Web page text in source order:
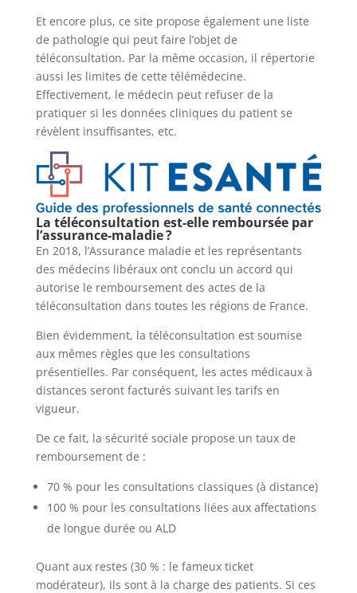
Et encore plus, ce site propose également une liste
de pathologie qui peut faire l’objet de
téléconsultation. Par la même occasion, il répertorie
aussi les limites de cette télémédecine.
Effectivement, le médecin peut refuser de la
pratiquer si les données cliniques du patient se
révèlent insuffisantes, etc.
La téléconsultation est-elle remboursée par
l’assurance-maladie ?
En 2018, l’Assurance maladie et les représentants
des médecins libéraux ont conclu un accord qui
autorise le remboursement des actes de la
téléconsultation dans toutes les régions de France.
Bien évidemment, la téléconsultation est soumise
aux mêmes règles que les consultations
présentielles. Par conséquent, les actes médicaux à
distances seront facturés suivant les tarifs en
vigueur.
De ce fait, la sécurité sociale propose un taux de
remboursement de :
70 % pour les consultations classiques (à distance)
100 % pour les consultations liées aux affectations
de longue durée ou ALD
Quant aux restes (30 % : le fameux ticket
modérateur), ils sont à la charge des patients. Si ces